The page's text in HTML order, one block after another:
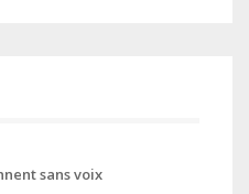
sans voix